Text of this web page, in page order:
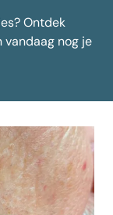
Ontdek
vandaag nog je